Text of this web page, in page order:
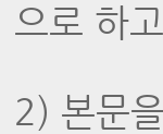
으로 하
2) 본문